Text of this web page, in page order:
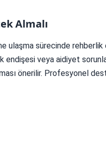
Almalı
ulaşma sürecinde
endişesi veya aidiyet
önerilir. Profesyonel